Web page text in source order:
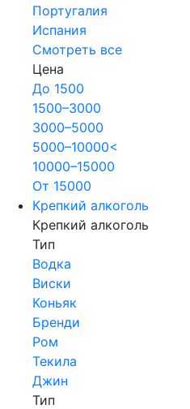
Португалия
Испания
Смотреть все
Цена
До 1500
1500–3000
3000–5000
5000–10000<
10000–15000
От 15000
Крепкий алкоголь
Крепкий алкоголь
Тип
Водка
Виски
Коньяк
Бренди
Ром
Текила
Джин
Тип